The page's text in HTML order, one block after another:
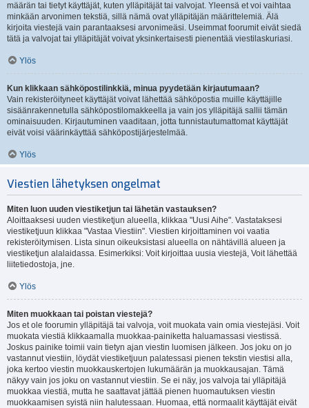
määrän tai tietyt käyttäjät, kuten ylläpitäjät tai valvojat. Yleensä et voi vaihtaa
minkään arvonimen tekstiä, sillä nämä ovat ylläpitäjän määrittelemiä. Älä
kirjoita viestejä vain parantaaksesi arvonimeäsi. Useimmat foorumit eivät siedä
tätä ja valvojat tai ylläpitäjät voivat yksinkertaisesti pienentää viestilaskuriasi.
Ylös
Kun klikkaan sähköpostilinkkiä, minua pyydetään kirjautumaan?
Vain rekisteröityneet käyttäjät voivat lähettää sähköpostia muille käyttäjille
sisäänrakennetulla sähköpostilomakkeella ja vain jos ylläpitäjä sallii tämän
ominaisuuden. Kirjautuminen vaaditaan, jotta tunnistautumattomat käyttäjät
eivät voisi väärinkäyttää sähköpostijärjestelmää.
Ylös
Viestien lähetyksen ongelmat
Miten luon uuden viestiketjun tai lähetän vastauksen?
Aloittaaksesi uuden viestiketjun alueella, klikkaa "Uusi Aihe". Vastataksesi
viestiketjuun klikkaa "Vastaa Viestiin". Viestien kirjoittaminen voi vaatia
rekisteröitymisen. Lista sinun oikeuksistasi alueella on nähtävillä alueen ja
viestiketjun alalaidassa. Esimerkiksi: Voit kirjoittaa uusia viestejä, Voit lähettää
liitetiedostoja, jne.
Ylös
Miten muokkaan tai poistan viestejä?
Jos et ole foorumin ylläpitäjä tai valvoja, voit muokata vain omia viestejäsi. Voit
muokata viestiä klikkaamalla muokkaa-painiketta haluamassasi viestissä.
Joskus painike toimii vain tietyn ajan viestin luomisen jälkeen. Jos joku on jo
vastannut viestiin, löydät viestiketjuun palatessasi pienen tekstin viestisi alla,
joka kertoo viestin muokkauskertojen lukumäärän ja muokkausajan. Tämä
näkyy vain jos joku on vastannut viestiin. Se ei näy, jos valvoja tai ylläpitäjä
muokkaa viestiä, mutta he saattavat jättää pienen huomautuksen viestin
muokkaamisen syistä niin halutessaan. Huomaa, että normaalit käyttäjät eivät